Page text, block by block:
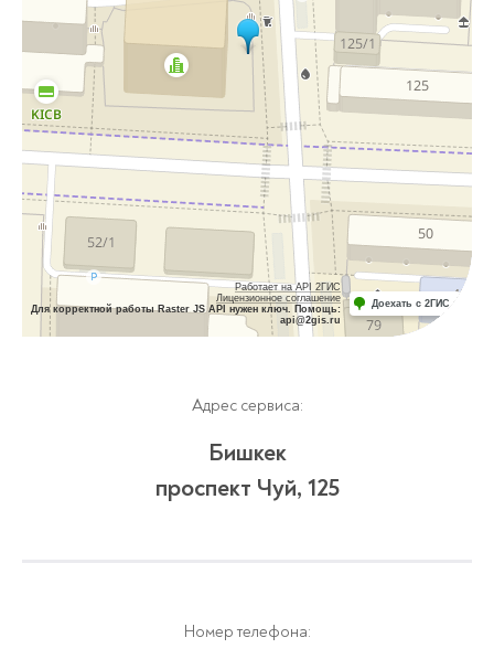
Работает на API 2ГИС
Лицензионное соглашение
Для корректной работы Raster JS API нужен ключ. Помощь:
api@2gis.ru
Доехать с 2ГИС
Адрес сервиса:
Бишкек
проспект Чуй, 125
Номер телефона: